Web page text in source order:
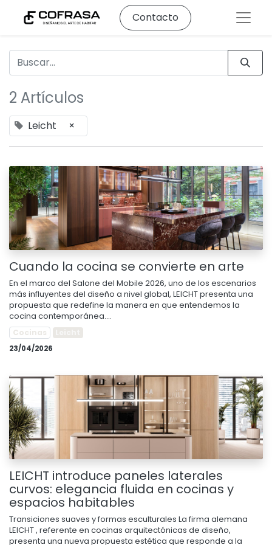
Contacto
2 Artículos
Leicht ×
Cuando la cocina se convierte en arte
En el marco del Salone del Mobile 2026, uno de los escenarios
más influyentes del diseño a nivel global, LEICHT presenta una
propuesta que redefine la manera en que entendemos la
cocina contemporánea....
Cocinas
23/04/2026
LEICHT introduce paneles laterales
curvos: elegancia fluida en cocinas y
espacios habitables
Transiciones suaves y formas esculturales La firma alemana
LEICHT , referente en cocinas arquitectónicas de diseño,
presenta una nueva propuesta estética que responde a la